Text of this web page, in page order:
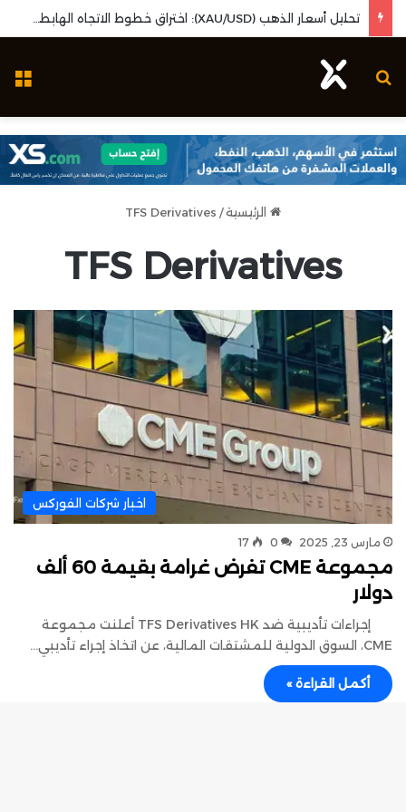
تحليل أسعار الذهب (XAU/USD): اختراق خطوط الاتجاه الهابطة وزخم بيانات البطالة الأمريكية
بحث عن
الرئيسية/
TFS Derivatives
TFS Derivatives
اخبار شركات الفوركس
مارس 23, 2025 0
17
مجموعة CME تفرض غرامة بقيمة 60 ألف
دولار
إجراءات تأديبية ضد TFS Derivatives HK أعلنت مجموعة
CME، السوق الدولية للمشتقات المالية، عن اتخاذ إجراء تأديبي…
أكمل القراءة »